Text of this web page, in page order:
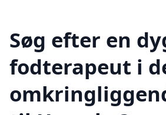
Søg efter en
fodterapeut i